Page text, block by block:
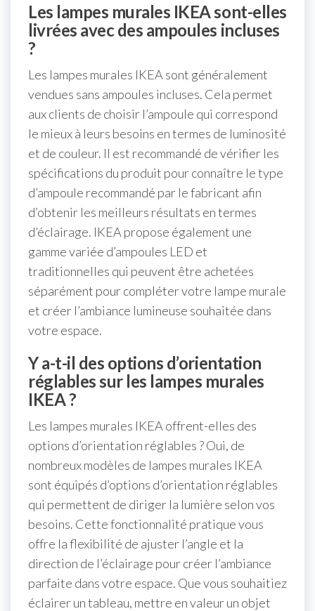
Les lampes murales IKEA sont-elles
livrées avec des ampoules incluses
?
Les lampes murales IKEA sont généralement
vendues sans ampoules incluses. Cela permet
aux clients de choisir l’ampoule qui correspond
le mieux à leurs besoins en termes de luminosité
et de couleur. Il est recommandé de vérifier les
spécifications du produit pour connaître le type
d’ampoule recommandé par le fabricant afin
d’obtenir les meilleurs résultats en termes
d’éclairage. IKEA propose également une
gamme variée d’ampoules LED et
traditionnelles qui peuvent être achetées
séparément pour compléter votre lampe murale
et créer l’ambiance lumineuse souhaitée dans
votre espace.
Y a-t-il des options d’orientation
réglables sur les lampes murales
IKEA ?
Les lampes murales IKEA offrent-elles des
options d’orientation réglables ? Oui, de
nombreux modèles de lampes murales IKEA
sont équipés d’options d’orientation réglables
qui permettent de diriger la lumière selon vos
besoins. Cette fonctionnalité pratique vous
offre la flexibilité de ajuster l’angle et la
direction de l’éclairage pour créer l’ambiance
parfaite dans votre espace. Que vous souhaitiez
éclairer un tableau, mettre en valeur un objet